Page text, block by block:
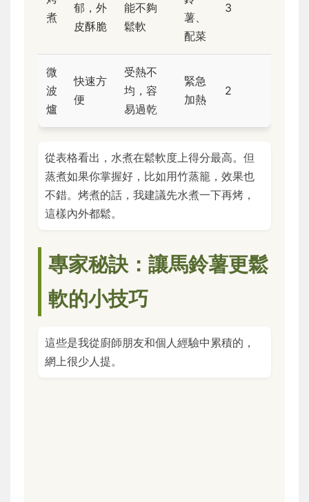
煮
郁，外
皮酥脆
能不夠
鬆軟
薯、
配菜
3
微
波
爐
快速方
便
受熱不
均，容
易過乾
緊急
加熱
2
從表格看出，水煮在鬆軟度上得分最高。但
蒸煮如果你掌握好，比如用竹蒸籠，效果也
不錯。烤煮的話，我建議先水煮一下再烤，
這樣內外都鬆。
專家秘訣：讓馬鈴薯更鬆
軟的小技巧
這些是我從廚師朋友和個人經驗中累積的，
網上很少人提。